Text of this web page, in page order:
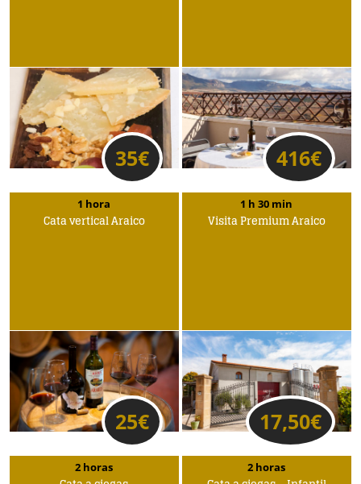
35€ 416€
1 hora
Cata vertical Araico
25€
1 h 30 min
Visita Premium Araico
17,50€
2 horas 2 horas